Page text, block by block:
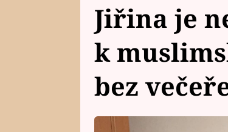
Jiřina je
k
bez